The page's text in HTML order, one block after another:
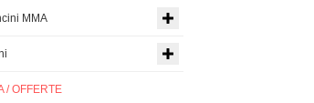
MMA
/ OFFERTE